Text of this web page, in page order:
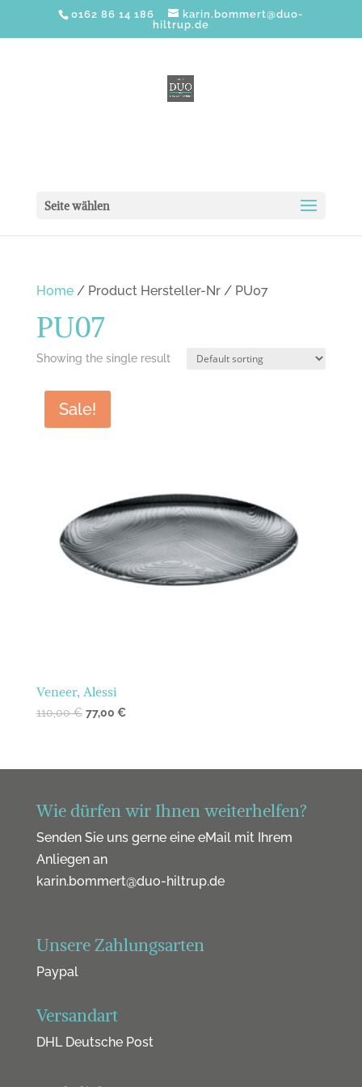
0162 86 14 186
karin.bommert@duo-
hiltrup.de
Seite wählen
Home/ Product Hersteller-Nr / PU07
PU07
Showing the single result
Sale!
Veneer, Alessi
110,00€ 77,00 €
Wie dürfen wir Ihnen weiterhelfen?
Senden Sie uns gerne eine eMail mit Ihrem
Anliegen an
karin.bommert@duo-hiltrup.de
Unsere Zahlungsarten
Paypal
Versandart
DHL Deutsche Post